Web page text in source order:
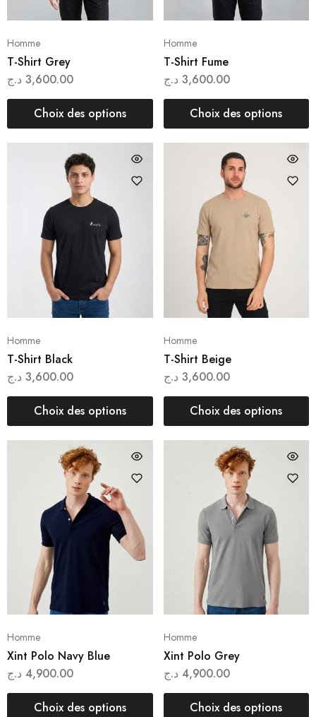
Homme
T-Shirt Grey
3,600.00 د.ج
Choix des options
Homme
T-Shirt Fume
3,600.00 د.ج
Choix des options
Homme
T-Shirt Black
3,600.00 د.ج
Choix des options
Homme
T-Shirt Beige
3,600.00 د.ج
Choix des options
Homme
Xint Polo Navy Blue
4,900.00 د.ج
Choix des options
Homme
Xint Polo Grey
4,900.00 د.ج
Choix des options